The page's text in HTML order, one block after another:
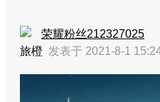
荣耀粉丝212327025
旅橙 发表于 2021-8-1